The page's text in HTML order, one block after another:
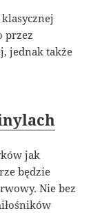
przez
jednak także
jak
będzie
Nie bez